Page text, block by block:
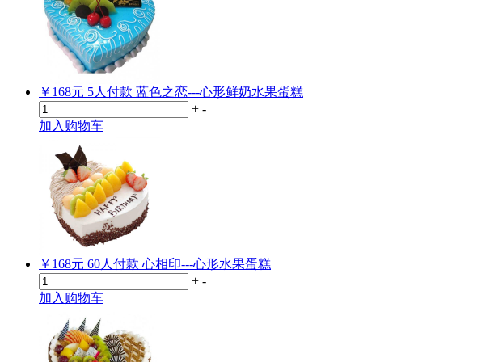
￥168元 5人付款 蓝色之恋---心形鲜奶水果蛋糕
+ -
加入购物车
￥168元 60人付款 心相印---心形水果蛋糕
+ -
加入购物车